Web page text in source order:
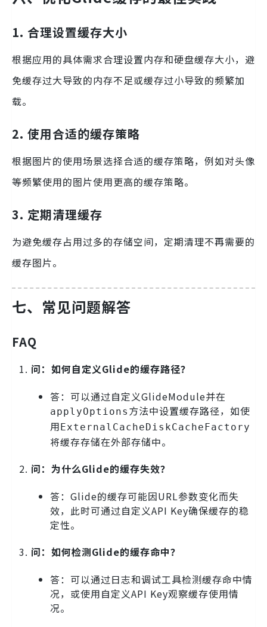
1. 合理设置缓存大小
根据应用的具体需求合理设置内存和硬盘缓存大小，避
免缓存过大导致的内存不足或缓存过小导致的频繁加
载。
2. 使用合适的缓存策略
根据图片的使用场景选择合适的缓存策略，例如对头像
等频繁使用的图片使用更高的缓存策略。
3. 定期清理缓存
为避免缓存占用过多的存储空间，定期清理不再需要的
缓存图片。
七、常见问题解答
FAQ
问：如何自定义Glide的缓存路径？
答：可以通过自定义GlideModule并在
applyOptions 方法中设置缓存路径，如使
用 ExternalCacheDiskCacheFactory
将缓存存储在外部存储中。
问：为什么Glide的缓存失效？
答：Glide的缓存可能因URL参数变化而失
效，此时可通过自定义API Key确保缓存的稳
定性。
问：如何检测Glide的缓存命中？
答：可以通过日志和调试工具检测缓存命中情
况，或使用自定义API Key观察缓存使用情
况。